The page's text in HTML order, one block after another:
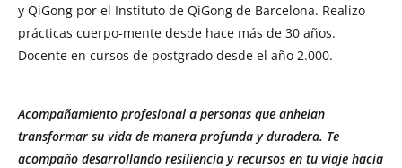
y QiGong por el Instituto de QiGong de Barcelona. Realizo
prácticas cuerpo-mente desde hace más de 30 años.
Docente en cursos de postgrado desde el año 2.000.
Acompañamiento profesional a personas que anhelan
transformar su vida de manera profunda y duradera. Te
acompaño desarrollando resiliencia y recursos en tu viaje hacia